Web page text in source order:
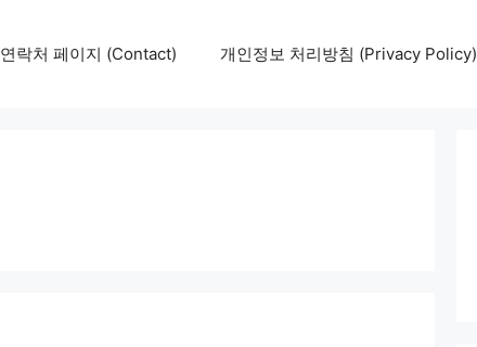
연락처 페이지 (Contact) 개인정보 처리방침 (Privacy Policy)